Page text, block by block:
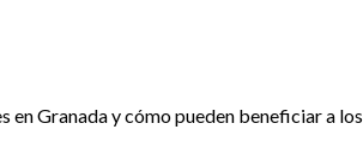
en Granada y cómo pueden beneficiar a los